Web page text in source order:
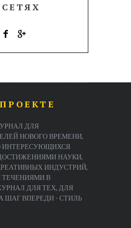
СЕТЯХ
ДЛЯ
НОВОГО ВРЕМЕНИ,
ИНТЕРЕСУЮЩИХСЯ
НАУКИ,
ИНДУСТРИЙ,
В
ДЛЯ ТЕХ, ДЛЯ
ШАГ ВПЕРЕДИ - СТИЛЬ